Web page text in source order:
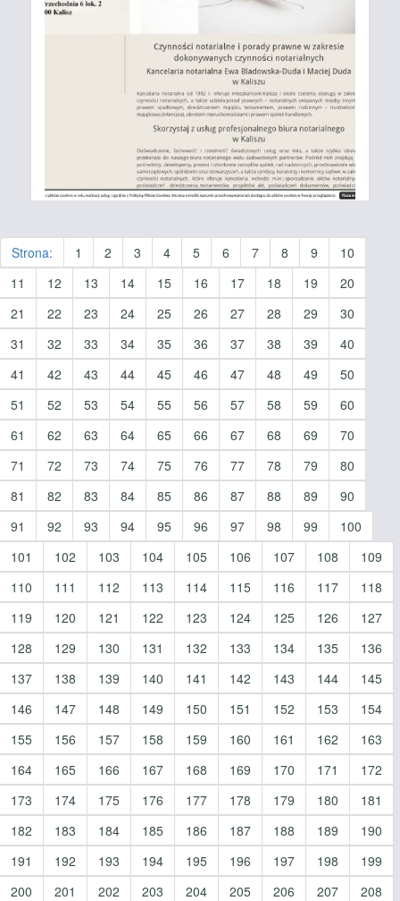
Strona: 1 2 3 4 5 6 7 8 9
10
11
12 13 14 15 16 17 18 19
20
21
22 23 24 25 26 27 28 29
30
31
32 33 34 35 36 37 38 39
40
41
42 43 44 45 46 47 48 49
50
51
52 53 54 55 56 57 58 59
60
61
62 63 64 65 66 67 68 69
70
71
72 73 74 75 76 77 78 79
80
81
82 83 84 85 86 87 88 89
90
91
92 93 94 95 96 97 98 99
100
101
102 103 104 105 106 107 108
109
110
111 112 113 114 115 116 117
118
119
120 121 122 123 124 125 126
127
128
129 130 131 132 133 134 135
136
137
138 139 140 141 142 143 144
145
146
147 148 149 150 151 152 153
154
155
156 157 158 159 160 161 162
163
164
165 166 167 168 169 170 171
172
173
174 175 176 177 178 179 180
181
182
183 184 185 186 187 188 189
190
191
192 193 194 195 196 197 198
199
200
201 202 203 204 205 206 207
208